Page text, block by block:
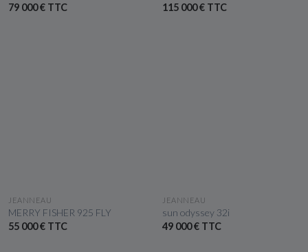
79 000 € TTC
115 000 € TTC
VOIR LE BATEAU
JEANNEAU
MERRY FISHER 925 FLY
55 000 € TTC
VOIR LE BATEAU
JEANNEAU
sun odyssey 32i
49 000 € TTC